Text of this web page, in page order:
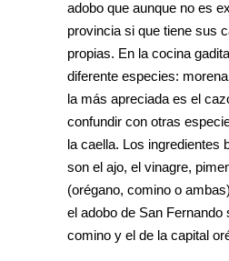
adobo que aunque no es
provincia si que tiene sus
propias. En la cocina
diferente especies:
la más apreciada es el
confundir con otras
la caella. Los ingredientes
son el ajo, el vinagre,
(orégano, comino o
el adobo de San Fernando
comino y el de la capital